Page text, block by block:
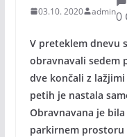
03.10. 2020 admin0
V preteklem dnevu
obravnavali sedem
dve končali z
petih je nastala
Obravnavana je
parkirnem prostoru